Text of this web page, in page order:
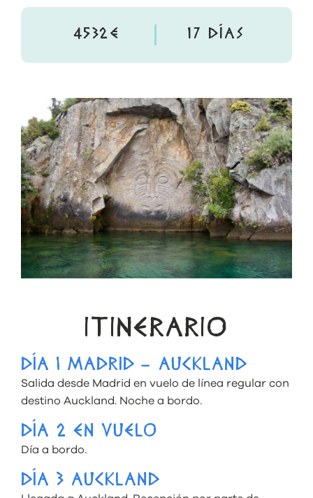
4532€ 17 DÍAS
ITINERARIO
DÍA 1 MADRID – AUCKLAND
Salida desde Madrid en vuelo de línea regular con
destino Auckland. Noche a bordo.
DÍA 2 EN VUELO
Día a bordo.
DÍA 3 AUCKLAND